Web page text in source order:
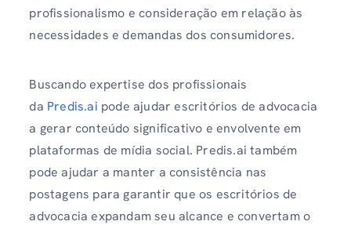
profissionalismo e consideração em relação às
necessidades e demandas dos consumidores.
Buscando expertise dos profissionais
da Predis.ai pode ajudar escritórios de advocacia
a gerar conteúdo significativo e envolvente em
plataformas de mídia social. Predis.ai também
pode ajudar a manter a consistência nas
postagens para garantir que os escritórios de
advocacia expandam seu alcance e convertam o